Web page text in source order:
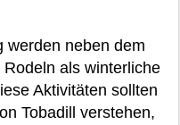
werden neben dem
als winterliche
Aktivitäten sollten
Tobadill verstehen,